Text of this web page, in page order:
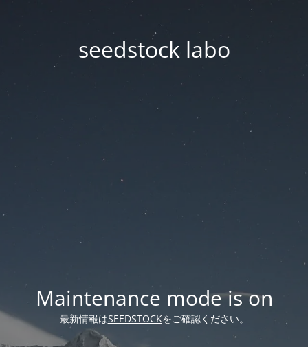
seedstock labo
Maintenance mode is on
最新情報はSEEDSTOCKをご確認ください。